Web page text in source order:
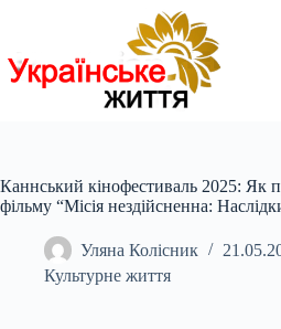
Каннський кінофестиваль 2025: Як
фільму “Місія нездійсненна:
Уляна Колісник
Культурне життя